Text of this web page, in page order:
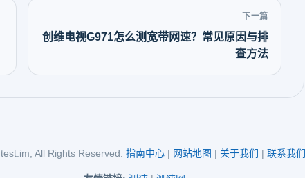
下一篇
创维电视G971怎么测宽带网速？常见原因与排
查方法
All Rights Reserved. 指南中心| 网站地图 | 关于我们 | 联系我们